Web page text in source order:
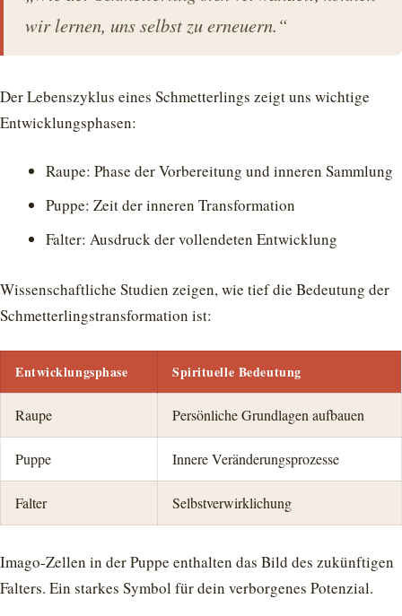
wir lernen, uns selbst zu erneuern.“
Der Lebenszyklus eines Schmetterlings zeigt uns wichtige
Entwicklungsphasen:
Raupe: Phase der Vorbereitung und inneren Sammlung
Puppe: Zeit der inneren Transformation
Falter: Ausdruck der vollendeten Entwicklung
Wissenschaftliche Studien zeigen, wie tief die Bedeutung der
Schmetterlingstransformation ist:
Entwicklungsphase Spirituelle Bedeutung
Raupe Persönliche Grundlagen aufbauen
Puppe Innere Veränderungsprozesse
Falter Selbstverwirklichung
Imago-Zellen in der Puppe enthalten das Bild des zukünftigen
Falters. Ein starkes Symbol für dein verborgenes Potenzial.